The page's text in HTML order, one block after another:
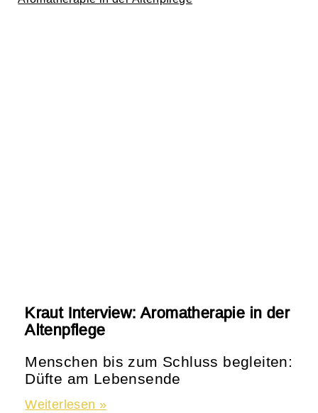
Kraut Interview: Aromatherapie in der
Altenpflege
Menschen bis zum Schluss begleiten:
Düfte am Lebensende
Weiterlesen »